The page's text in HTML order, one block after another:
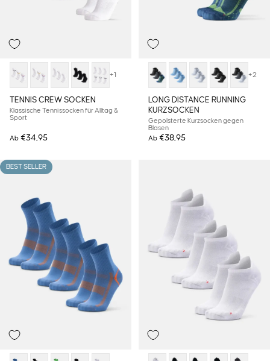
+1
TENNIS CREW SOCKEN
Klassische Tennissocken für Alltag &
Sport
Ab €34,95
+2
LONG DISTANCE RUNNING
KURZSOCKEN
Gepolsterte Kurzsocken gegen
Blasen
Ab €38,95
BEST SELLER